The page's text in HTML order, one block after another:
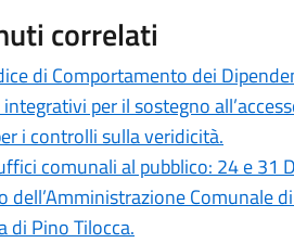
correlati
di Comportamento dei
per il sostegno
i controlli sulla veridicità.
comunali al pubblico: 24 e 31
dell’Amministrazione Comunale
di Pino Tilocca.